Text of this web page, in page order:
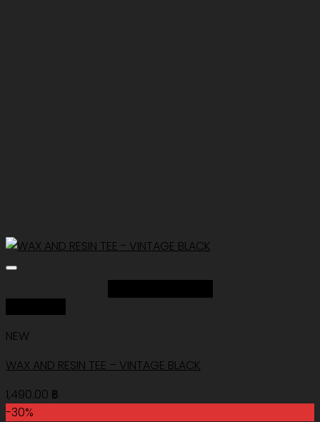
NEW
WAX AND RESIN TEE – VINTAGE BLACK
1,490.00 ฿
-30%